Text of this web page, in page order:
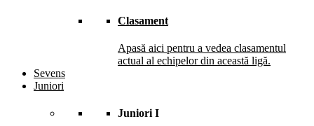
Clasament
Apasă aici pentru a vedea clasamentul
actual al echipelor din această ligă.
Sevens
Juniori
Juniori I